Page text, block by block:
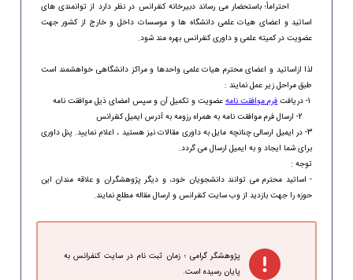
احتراماً؛ باستحضار می رساند دبیرخانه کنفرانس در نظر دارد از توانمندی های
اساتید و اعضای هیات علمی دانشگاه ها و موسسات داخل و خارج از کشور جهت
عضویت در کمیته علمی و داوری کنفرانس بهره مند شود.
لذا ازاساتید و اعضای محترم هیات علمی واحدها و مراکز دانشگاهی خواهشمند است
طبق مراحل زیر عمل نمایند :
1- دریافت
فرم موافقت نامهعضویت و تکمیل آن و سپس امضای ذیل موافقت نامه
3- در ایمیل ارسالی چنانچه مایل به داوری مقالات نیز هستید ، اعلام نمایید. پنل داوری
برای شما ایجاد و به ایمیل ارسال می گردد.
توجه :
- اساتید محترم می توانند دانشجویان خود، و دیگر پژوهشگران و علاقه مندان این
حوزه را جهت بازدید از وب سایت کنفرانس و ارسال مقاله مطلع نمایند.
پژوهشگر گرامی ؛ زمان ثبت نام در سایت کنفرانس به
پایان رسیده است.